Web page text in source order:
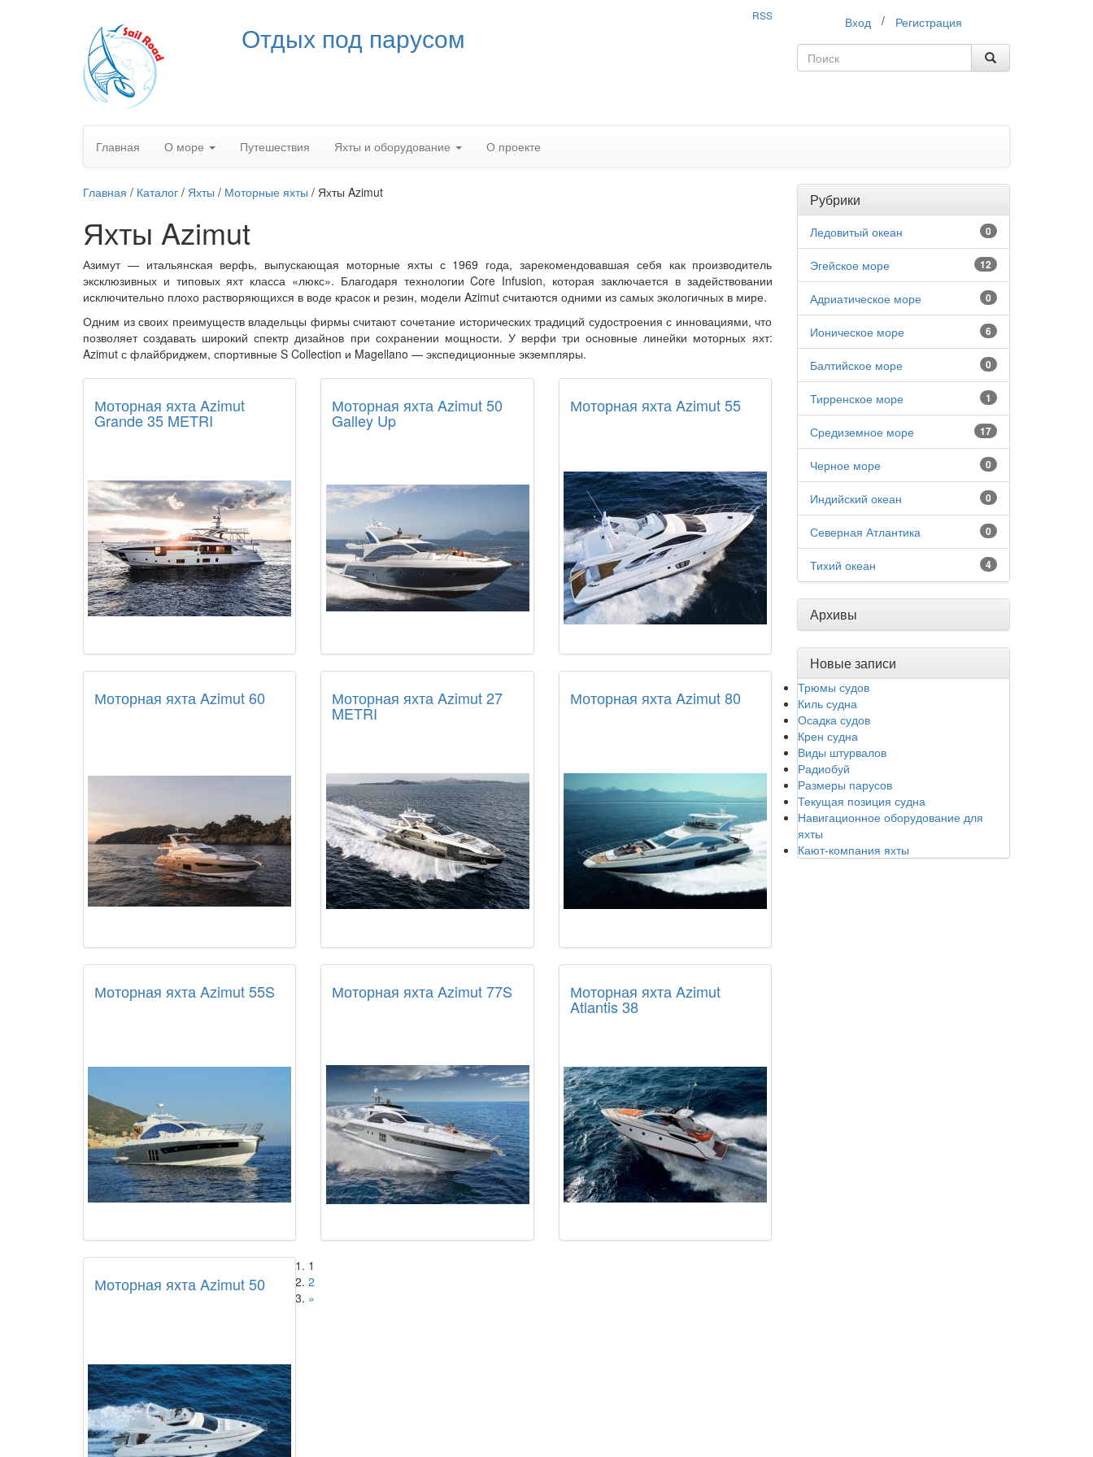
RSS
Отдых под парусом Вход / Регистрация
Главная О море Путешествия Яхты и оборудование О проекте
Главная / Каталог / Яхты / Моторные яхты / Яхты Azimut
Яхты Azimut
Азимут — итальянская верфь, выпускающая моторные яхты с 1969 года, зарекомендовавшая себя как производитель
эксклюзивных и типовых яхт класса «люкс». Благодаря технологииCore Infusion, которая заключается в задействовании
исключительно плохо растворяющихся в воде красок и резин, модели Azimut считаются одними из самых экологичных в мире.
Одним из своих преимуществ владельцы фирмы считают сочетание исторических традиций судостроения с инновациями, что
позволяет создавать широкий спектр дизайнов при сохранении мощности. У верфи три основные линейки моторных яхт:
Azimut с флайбриджем, спортивные S Collection и Magellano — экспедиционные экземпляры.
Моторная яхта Azimut
Grande 35 METRI
Моторная яхта Azimut 50
Galley Up
Моторная яхта Azimut 55
Моторная яхта Azimut 60 Моторная яхта Azimut 27
METRI
Моторная яхта Azimut 80
Моторная яхта Azimut 55S Моторная яхта Azimut 77S Моторная яхта Azimut
Atlantis 38
Моторная яхта Azimut 50
1
2
»
Рубрики
0
Ледовитый океан
12
Эгейское море
0
Адриатическое море
6
Ионическое море
0
Балтийское море
1
Тирренское море
17
Средиземное море
0
Черное море
0
Индийский океан
0
Северная Атлантика
4
Тихий океан
Архивы
Новые записи
Трюмы судов
Киль судна
Осадка судов
Крен судна
Виды штурвалов
Радиобуй
Размеры парусов
Текущая позиция судна
Навигационное оборудование для
яхты
Кают-компания яхты